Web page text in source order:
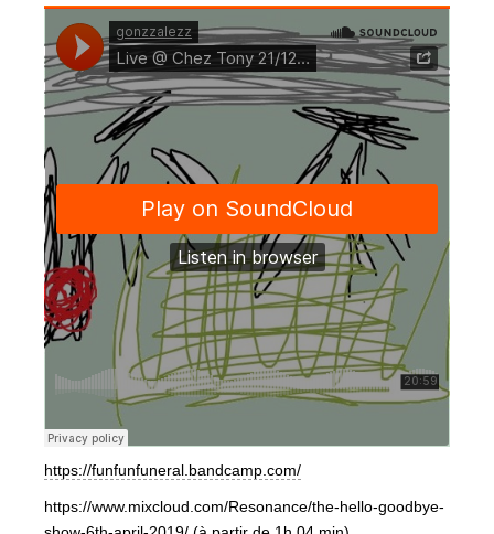
https://funfunfuneral.bandcamp.com/
https://www.mixcloud.com/Resonance/the-hello-goodbye-